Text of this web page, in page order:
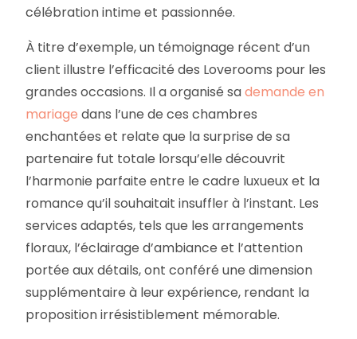
célébration intime et passionnée.
À titre d’exemple, un témoignage récent d’un
client illustre l’efficacité des Loverooms pour les
grandes occasions. Il a organisé sademande en
mariage dans l’une de ces chambres
enchantées et relate que la surprise de sa
partenaire fut totale lorsqu’elle découvrit
l’harmonie parfaite entre le cadre luxueux et la
romance qu’il souhaitait insuffler à l’instant. Les
services adaptés, tels que les arrangements
floraux, l’éclairage d’ambiance et l’attention
portée aux détails, ont conféré une dimension
supplémentaire à leur expérience, rendant la
proposition irrésistiblement mémorable.